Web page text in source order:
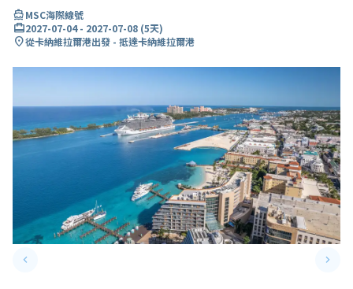
directions_boatMSC海際線號
card_travel2027-07-04- 2027-07-08 (5天)
location_on從卡納維拉爾港出發 - 抵達卡納維拉爾港
keyboard_arrow_leftPrevious slide keyboard_arrow_right